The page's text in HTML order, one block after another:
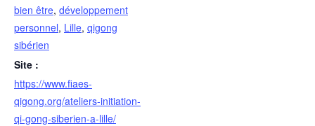
bien être, développement
personnel, Lille, qigong
sibérien
Site :
https://www.fiaes-
qigong.org/ateliers-initiation-
qi-gong-siberien-a-lille/